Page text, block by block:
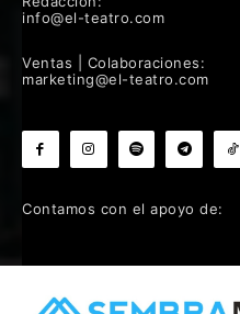
info@el-teatro.com
Ventas | Colaboraciones:
marketing@el-teatro.com
Contamos con el apoyo de: